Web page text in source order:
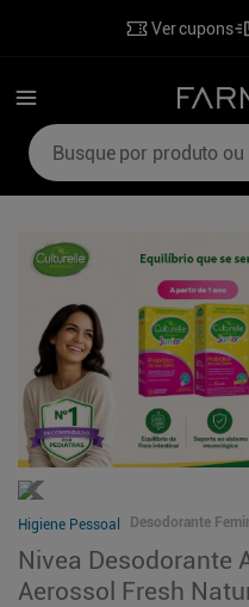
Ver cupons
Busque por produto ou
Higiene Pessoal Desodorante
Nivea Desodorante
Aerossol Fresh
2º
lenzetto
3º
shampoo
4º
hidratante corporal
5º poviztra